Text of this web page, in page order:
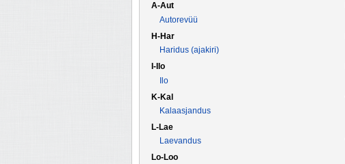
A-Aut
Autorevüü
H-Har
Haridus (ajakiri)
I-Ilo
Ilo
K-Kal
Kalaasjandus
L-Lae
Laevandus
Lo-Loo